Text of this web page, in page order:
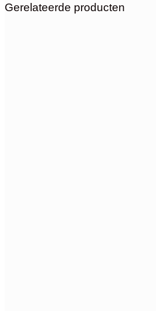
Gerelateerde producten